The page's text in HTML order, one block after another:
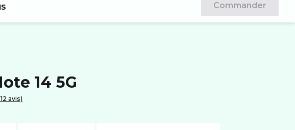
Commander
14 5G
avis)